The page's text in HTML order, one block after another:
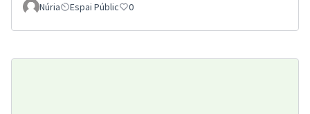
Núria Espai Públic 0